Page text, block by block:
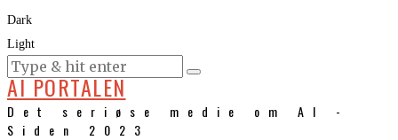
Dark
Light
KURSER
AI PORTALEN
Det seriøse medie om AI -
Siden 2023